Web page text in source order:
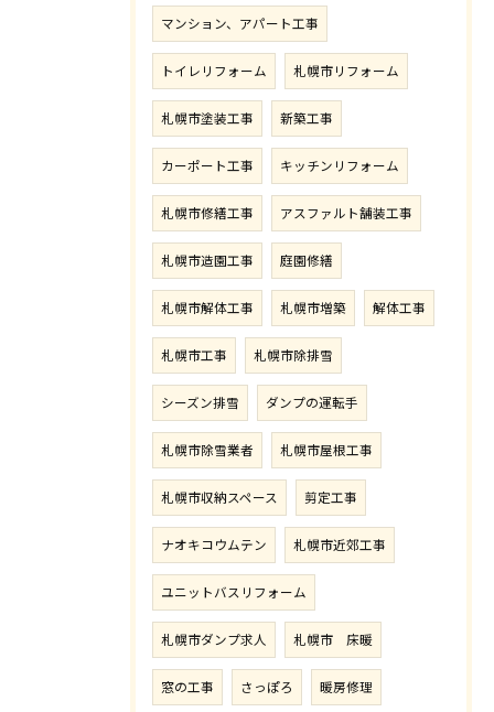
マンション、アパート工事
トイレリフォーム 札幌市リフォーム
札幌市塗装工事 新築工事
カーポート工事 キッチンリフォーム
札幌市修繕工事 アスファルト舗装工事
札幌市造園工事 庭園修繕
札幌市解体工事 札幌市増築 解体工事
札幌市工事 札幌市除排雪
シーズン排雪 ダンプの運転手
札幌市除雪業者 札幌市屋根工事
札幌市収納スペース 剪定工事
ナオキコウムテン 札幌市近郊工事
ユニットバスリフォーム
札幌市ダンプ求人 札幌市 床暖
窓の工事 さっぽろ 暖房修理